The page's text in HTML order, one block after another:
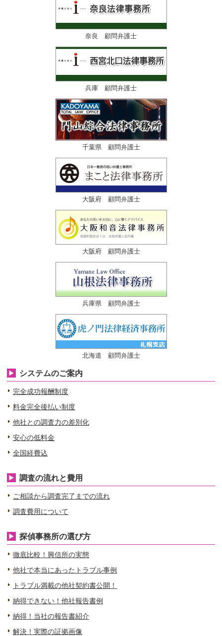
奈良 顧問弁護士
兵庫 顧問弁護士
千葉県 顧問弁護士
大阪府 顧問弁護士
大阪府 顧問弁護士
兵庫県 顧問弁護士
北海道 顧問弁護士
システムのご案内
完全成功報酬制度
料金完全後払い制度
他社との調査力の差別化
安心の低料金
全国経費込
調査の流れと費用
ご相談から調査完了までの流れ
調査費用について
探偵事務所の選び方
徹底比較！興信所の実態
他社で本当にあったトラブル事例
トラブル満載の他社契約書公開！
納得できない！他社報告書例
納得！当社の報告書紹介
解決！実際の証拠画像